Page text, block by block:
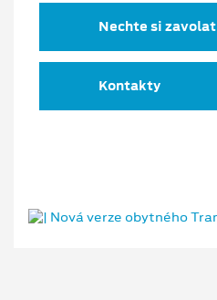
Nechte si zavolat
Kontakty